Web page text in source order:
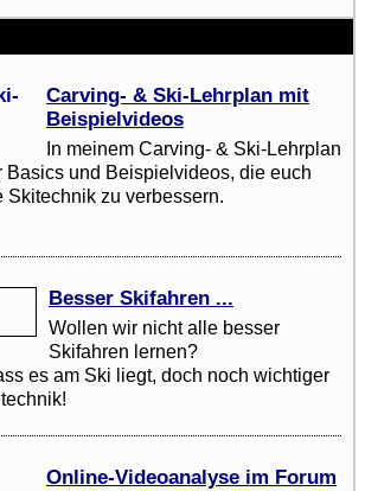
Carving- & Ski-Lehrplan mit
Beispielvideos
In meinem Carving- & Ski-Lehrplan
Basics und Beispielvideos, die euch
Skitechnik zu verbessern.
Besser Skifahren ...
Wollen wir nicht alle besser
Skifahren lernen?
es am Ski liegt, doch noch wichtiger
Online-Videoanalyse im Forum